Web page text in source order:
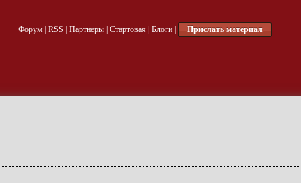
Форум| RSS Партнеры| Стартовая| Блоги| Прислать материал